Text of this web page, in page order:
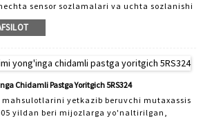
sensor sozlamalari va uchta sozlanishi
taklif etadi. U harakatni sezganida
yoqishi va hech qanday harakat
sensorlarni o'rnatish uchun ajoyib
qulayligi sensorlarni yangi qurilish va
tejamkor yechimga aylantiradi. Chiroqli
Chidamli Pastga Yoritgich 5RS324
yetkazib beruvchi mutaxassis
yildan beri mijozlarga yo'naltirilgan,